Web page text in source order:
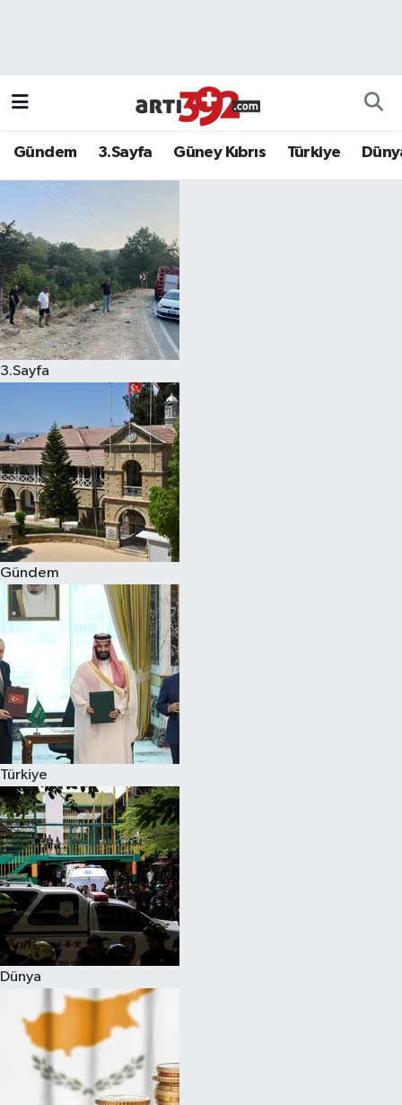
Gündem 3.Sayfa Güney Kıbrıs Türkiye
3.Sayfa
Gündem
Türkiye
Dünya